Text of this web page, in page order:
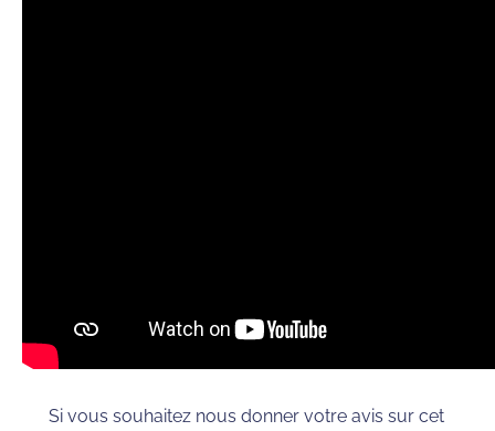
Si vous souhaitez nous donner votre avis sur cet